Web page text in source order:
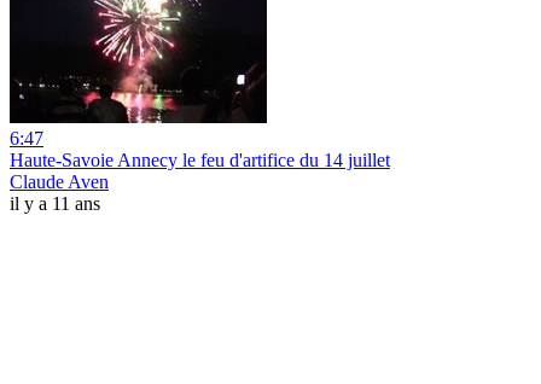
6:47
Haute-Savoie Annecy le feu d'artifice du 14 juillet
Claude Aven
il y a 11 ans